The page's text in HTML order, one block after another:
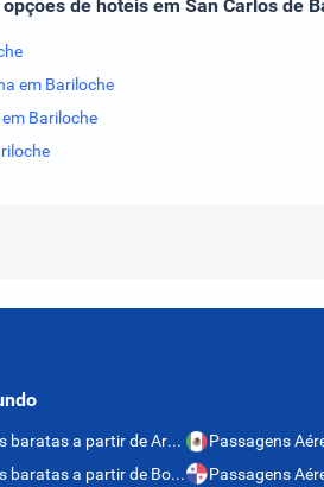
de hotéis em San Carlos de
em Bariloche
Bariloche
Passagens Aéreas baratas a partir de Argentina
Passagens Aéreas baratas a partir de Bolívia